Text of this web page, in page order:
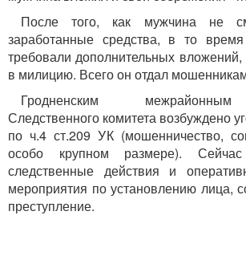
После того, как мужчина не
заработанные средства, в то
требовали дополнительных вложений,
в милицию. Всего он отдал
Гродненским
Следственного комитета возбуждено
по ч.4 ст.209 УК (мошенничество,
особо крупном размере). Сейчас
следственные действия и
мероприятия по установлению лица,
преступление.